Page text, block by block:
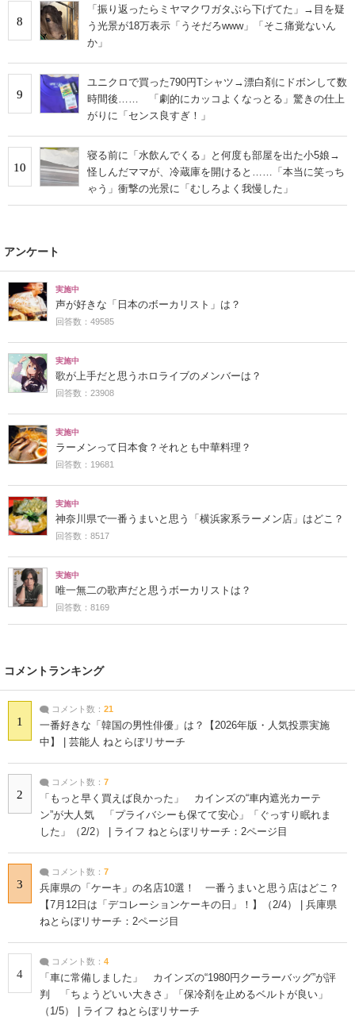
8
「振り返ったらミヤマクワガタぶら下げてた」→目を疑
う光景が18万表示「うそだろwww」「そこ痛覚ないん
か」
9
ユニクロで買った790円Tシャツ→漂白剤にドボンして数
時間後…… 「劇的にカッコよくなっとる」驚きの仕上
がりに「センス良すぎ！」
10
寝る前に「水飲んでくる」と何度も部屋を出た小5娘→
怪しんだママが、冷蔵庫を開けると……「本当に笑っち
ゃう」衝撃の光景に「むしろよく我慢した」
アンケート
実施中
声が好きな「日本のボーカリスト」は？
回答数：49585
実施中
歌が上手だと思うホロライブのメンバーは？
回答数：23908
実施中
ラーメンって日本食？それとも中華料理？
回答数：19681
実施中
神奈川県で一番うまいと思う「横浜家系ラーメン店」はどこ？
回答数：8517
実施中
唯一無二の歌声だと思うボーカリストは？
回答数：8169
コメントランキング
1
コメント数： 21
一番好きな「韓国の男性俳優」は？【2026年版・人気投票実施
中】 | 芸能人 ねとらぼリサーチ
2
コメント数： 7
「もっと早く買えば良かった」 カインズの“車内遮光カーテ
ン”が大人気 「プライバシーも保てて安心」「ぐっすり眠れま
した」（2/2） | ライフ ねとらぼリサーチ：2ページ目
3
コメント数： 7
兵庫県の「ケーキ」の名店10選！ 一番うまいと思う店はどこ？
【7月12日は「デコレーションケーキの日」！】（2/4） | 兵庫県
ねとらぼリサーチ：2ページ目
4
コメント数： 4
「車に常備しました」 カインズの“1980円クーラーバッグ”が評
判 「ちょうどいい大きさ」「保冷剤を止めるベルトが良い」
（1/5） | ライフ ねとらぼリサーチ